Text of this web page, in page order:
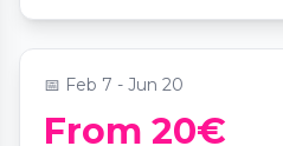
📍Maison de l'Océan
📅 Feb 7 - Jun 20
From 20€